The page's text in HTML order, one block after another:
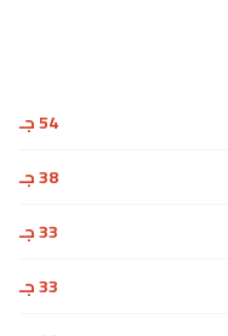
54 جـ
38 جـ
33 جـ
33 جـ